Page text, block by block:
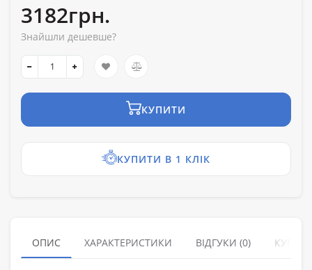
3182грн.
Знайшли дешевше?
КУПИТИ
КУПИТИ В 1 КЛІК
ОПИС ХАРАКТЕРИСТИКИ ВІДГУКИ (0)